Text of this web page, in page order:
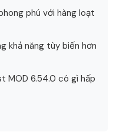
phú với hàng loạt
khả năng tùy biến hơn
MOD 6.54.0 có gì hấp